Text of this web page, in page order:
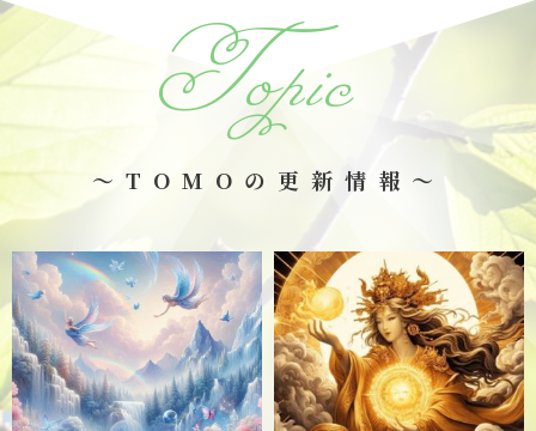
Topic
～TOMOの更新情報～